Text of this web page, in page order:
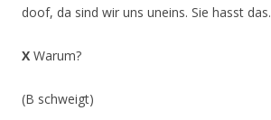
doof, da sind wir uns uneins. Sie hasst das.
X Warum?
(B schweigt)